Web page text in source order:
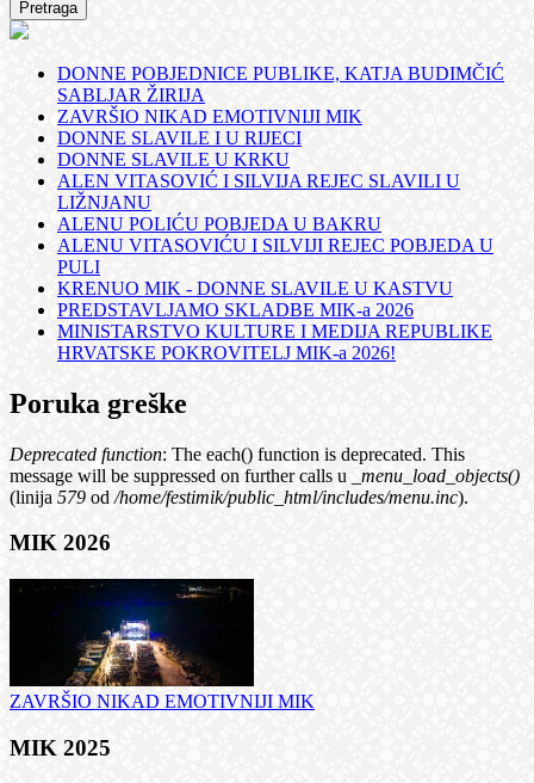
DONNE POBJEDNICE PUBLIKE, KATJA BUDIMČIĆ
SABLJAR ŽIRIJA
ZAVRŠIO NIKAD EMOTIVNIJI MIK
DONNE SLAVILE I U RIJECI
DONNE SLAVILE U KRKU
ALEN VITASOVIĆ I SILVIJA REJEC SLAVILI U
LIŽNJANU
ALENU POLIĆU POBJEDA U BAKRU
ALENU VITASOVIĆU I SILVIJI REJEC POBJEDA U
PULI
KRENUO MIK - DONNE SLAVILE U KASTVU
PREDSTAVLJAMO SKLADBE MIK-a 2026
MINISTARSTVO KULTURE I MEDIJA REPUBLIKE
HRVATSKE POKROVITELJ MIK-a 2026!
Poruka greške
Deprecated function: The each() function is deprecated. This
message will be suppressed on further calls u
_menu_load_objects()
(linija 579 od/home/festimik/public_html/includes/menu.inc).
MIK 2026
ZAVRŠIO NIKAD EMOTIVNIJI MIK
MIK 2025